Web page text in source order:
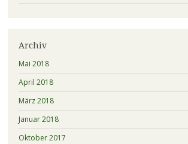
Archiv
Mai 2018
April 2018
März 2018
Januar 2018
Oktober 2017